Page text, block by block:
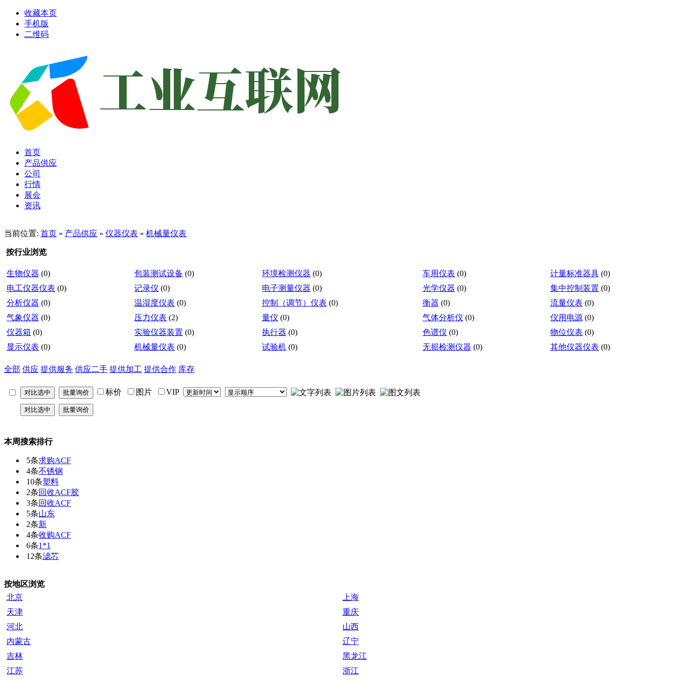
收藏本页
手机版
二维码
首页
产品供应
公司
行情
展会
资讯
当前位置: 首页 » 产品供应 » 仪器仪表 » 机械量仪表
按行业浏览
生物仪器 (0) 包装测试设备 (0) 环境检测仪器 (0) 车用仪表 (0) 计量标准器具 (0)
电工仪器仪表 (0) 记录仪 (0) 电子测量仪器 (0) 光学仪器 (0) 集中控制装置 (0)
分析仪器 (0) 温湿度仪表 (0) 控制（调节）仪表 (0) 衡器 (0) 流量仪表 (0)
气象仪器 (0) 压力仪表 (2) 量仪 (0) 气体分析仪 (0) 仪用电源 (0)
仪器箱 (0) 实验仪器装置 (0) 执行器 (0) 色谱仪 (0) 物位仪表 (0)
显示仪表 (0) 机械量仪表 (0) 试验机 (0) 无损检测仪器 (0) 其他仪器仪表 (0)
全部 供应 提供服务 供应二手 提供加工 提供合作 库存
标价 图片 VIP
本周搜索排行
5条求购ACF
4条不锈钢
10条塑料
2条回收ACF胶
3条回收ACF
5条山东
2条新
4条收购ACF
6条1*1
12条滤芯
按地区浏览
北京
上海
天津
重庆
河北
山西
内蒙古
辽宁
吉林
黑龙江
江苏
浙江